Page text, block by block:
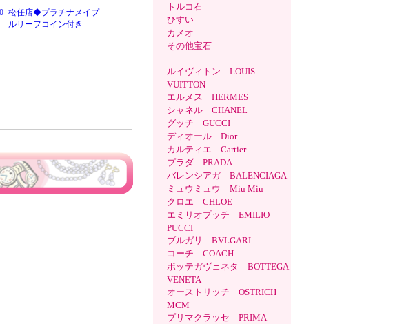
松任店◆プラチナメイプ
ルリーフコイン付き
トルコ石
ひすい
カメオ
その他宝石
ルイヴィトン LOUIS
VUITTON
エルメス HERMES
シャネル CHANEL
グッチ GUCCI
ディオール Dior
カルティエ Cartier
プラダ PRADA
バレンシアガ BALENCIAGA
ミュウミュウ Miu Miu
クロエ CHLOE
エミリオプッチ EMILIO
PUCCI
ブルガリ BVLGARI
コーチ COACH
ボッテガヴェネタ BOTTEGA
VENETA
オーストリッチ OSTRICH
MCM
プリマクラッセ PRIMA